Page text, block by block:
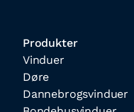
Produkter
Vinduer
Døre
Dannebrogsvinduer